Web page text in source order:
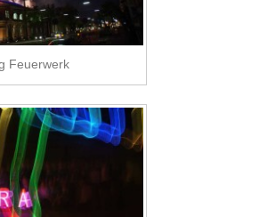
Feuerwerk